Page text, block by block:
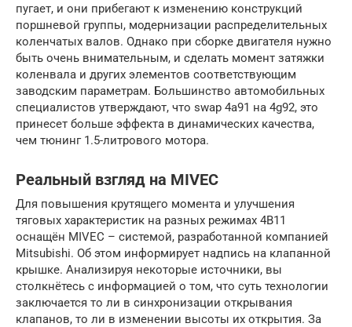
пугает, и они прибегают к изменению конструкций
поршневой группы, модернизации распределительных
коленчатых валов. Однако при сборке двигателя нужно
быть очень внимательным, и сделать момент затяжки
коленвала и других элементов соответствующим
заводским параметрам. Большинство автомобильных
специалистов утверждают, что swap 4a91 на 4g92, это
принесет больше эффекта в динамических качества,
чем тюнинг 1.5-литрового мотора.
Реальный взгляд на MIVEC
Для повышения крутящего момента и улучшения
тяговых характеристик на разных режимах 4B11
оснащён MIVEC – системой, разработанной компанией
Mitsubishi. Об этом информирует надпись на клапанной
крышке. Анализируя некоторые источники, вы
столкнётесь с информацией о том, что суть технологии
заключается то ли в синхронизации открывания
клапанов, то ли в изменении высоты их открытия. За